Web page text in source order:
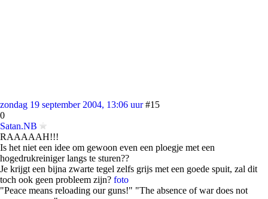
zondag 19 september 2004, 13:06 uur #15
0
Satan.NB
RAAAAAH!!!
Is het niet een idee om gewoon even een ploegje met een
hogedrukreiniger langs te sturen??
Je krijgt een bijna zwarte tegel zelfs grijs met een goede spuit, zal dit
toch ook geen probleem zijn? foto
"Peace means reloading our guns!" "The absence of war does not